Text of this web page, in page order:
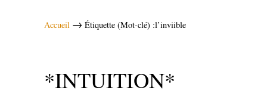
Accueil → Étiquette (Mot-clé) :l’inviible
*INTUITION*